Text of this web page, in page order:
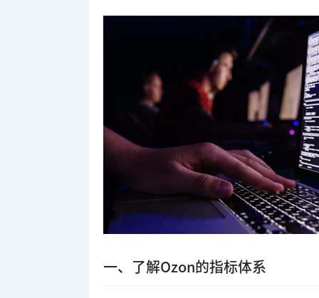
一、了解Ozon的指标体系